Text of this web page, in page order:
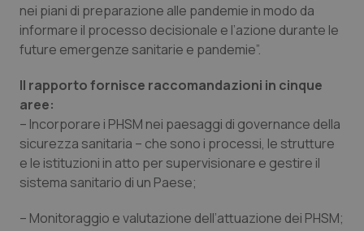
Quotidiano Pediatria
Rene & patologie urogenitali
Salute orale & impianti
Sangue & coagulazione
Tiroide
nei piani di preparazione alle pandemie in modo da
informare il processo decisionale e l’azione durante le
future emergenze sanitarie e pandemie”.
Il rapporto fornisce raccomandazioni in cinque
aree:
– Incorporare i PHSM nei paesaggi di governance della
sicurezza sanitaria – che sono i processi, le strutture
e le istituzioni in atto per supervisionare e gestire il
sistema sanitario di un Paese;
– Monitoraggio e valutazione dell’attuazione dei PHSM;